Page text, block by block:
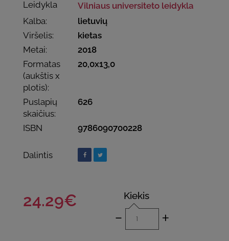
Leidykla
Vilniaus universiteto leidykla
Kalba:
lietuvių
Viršelis:
kietas
Metai:
2018
Formatas
(aukštis x
plotis):
20,0x13,0
Puslapių
skaičius:
626
ISBN 9786090700228
Dalintis
24.29€ Kiekis
- +